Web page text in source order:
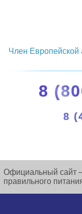
Член Европейской
8
8
Официальный сайт –
правильного